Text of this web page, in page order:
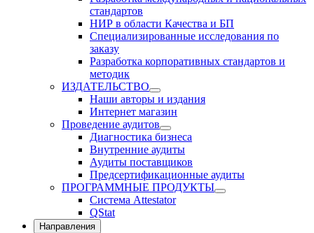
стандартов
НИР в области Качества и БП
Специализированные исследования по
заказу
Разработка корпоративных стандартов и
методик
ИЗДАТЕЛЬСТВО
Наши авторы и издания
Интернет магазин
Проведение аудитов
Диагностика бизнеса
Внутренние аудиты
Аудиты поставщиков
Предсертификационные аудиты
ПРОГРАММНЫЕ ПРОДУКТЫ
Система Attestator
QStat
Направления